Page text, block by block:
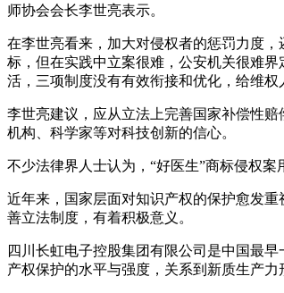
师协会会长李世亮表示。
在李世亮看来，加大对侵权者的惩罚力度
标，但在实践中立案很难，公安机关很难
活，三项制度没有有效衔接和优化，给维权
李世亮建议，应从立法上完善国家补偿性
机构、科学家等对科技创新的信心。
不少法律界人士认为，“好医生”商标侵权
近年来，国家层面对知识产权的保护愈发
善立法制度，有着积极意义。
四川长虹电子控股集团有限公司是中国最
产权保护的水平与强度，关系到新质生产